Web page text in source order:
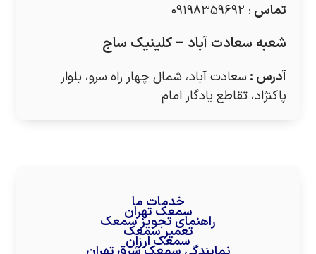
تماس : ۰۹۱۹۸۳۵۹۶۹۲
شعبه سعادت آباد – کلینیک ساج
آدرس : سعادت آباد، شمال چهار راه سرو، بلوار
پاکنژاد، تقاطع یادگار امام
خدمات ما
سمعک تهران
راهنمای تجویز سمعک
تعمیر سمعک
سمعک ارزان